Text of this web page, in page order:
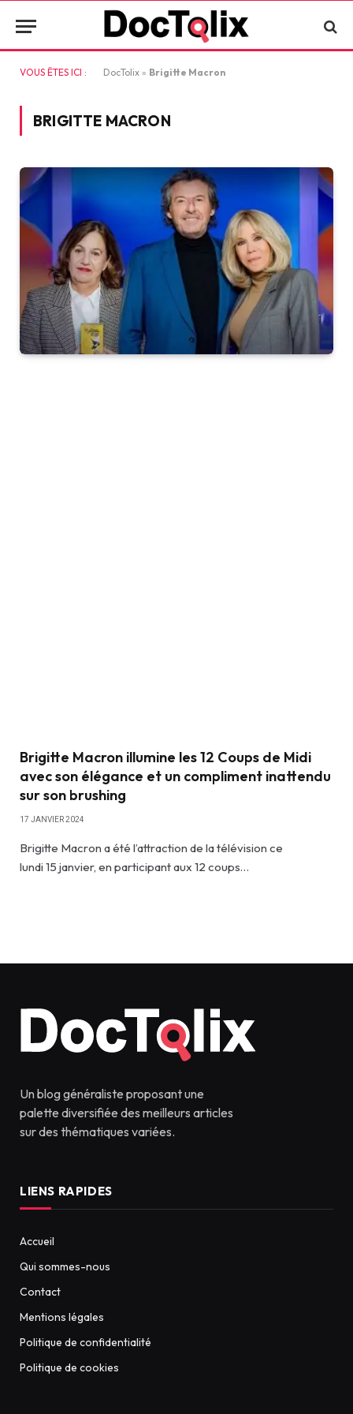
VOUS ÊTES ICI : DocTolix » Brigitte Macron
BRIGITTE MACRON
Brigitte Macron illumine les 12 Coups de Midi
avec son élégance et un compliment inattendu
sur son brushing
17 JANVIER 2024
Brigitte Macron a été l’attraction de la télévision ce
lundi 15 janvier, en participant aux 12 coups…
Un blog généraliste proposant une
palette diversifiée des meilleurs articles
sur des thématiques variées.
LIENS RAPIDES
Accueil
Qui sommes-nous
Contact
Mentions légales
Politique de confidentialité
Politique de cookies